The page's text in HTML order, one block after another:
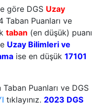
göre DGS Uzay
Taban Puanları ve
taban (en düşük) puanı
Uzay Bilimleri ve
ise en düşük 17101
Puanları ve DGS
tıklayınız. 2023 DGS